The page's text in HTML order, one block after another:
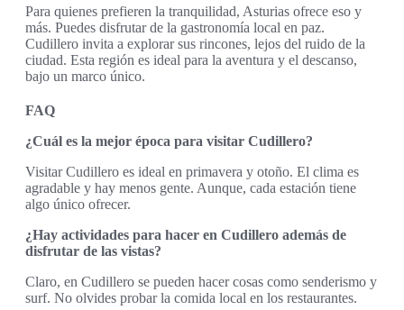
Para quienes prefieren la tranquilidad, Asturias ofrece eso y
más. Puedes disfrutar de la gastronomía local en paz.
Cudillero invita a explorar sus rincones, lejos del ruido de la
ciudad. Esta región es ideal para la aventura y el descanso,
bajo un marco único.
FAQ
¿Cuál es la mejor época para visitar Cudillero?
Visitar Cudillero es ideal en primavera y otoño. El clima es
agradable y hay menos gente. Aunque, cada estación tiene
algo único ofrecer.
¿Hay actividades para hacer en Cudillero además de
disfrutar de las vistas?
Claro, en Cudillero se pueden hacer cosas como senderismo y
surf. No olvides probar la comida local en los restaurantes.